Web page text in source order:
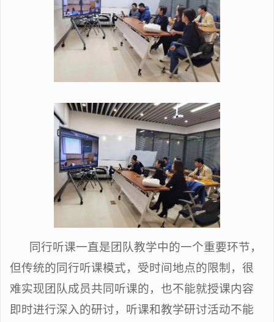
同行听课一直是团队教学中的一个重要环节，
但传统的同行听课模式，受时间地点的限制，很
难实现团队成员共同听课的，也不能就授课内容
即时进行深入的研讨，听课和教学研讨活动不能